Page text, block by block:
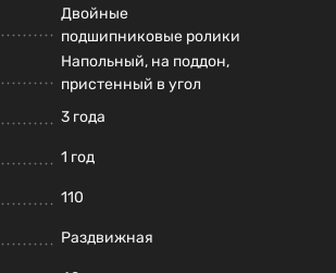
Двойные
подшипниковые ролики
Напольный, на поддон,
пристенный в угол
3 года
1 год
110
Раздвижная